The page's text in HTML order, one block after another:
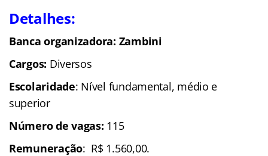
Detalhes:
Banca organizadora: Zambini
Cargos: Diversos
Escolaridade: Nível fundamental, médio e
superior
Número de vagas: 115
Remuneração: R$ 1.560,00.